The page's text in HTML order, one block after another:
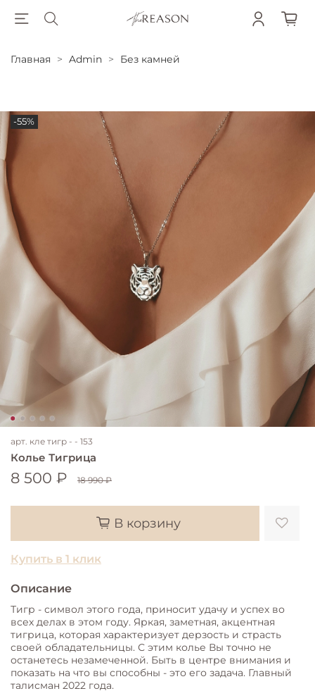
Главная Admin Без камней
-55%
арт. кле тигр - - 153
Колье Тигрица
8 500 ₽ 18 990 ₽
В корзину
Купить в 1 клик
Описание
Тигр - символ этого года, приносит удачу и успех во
всех делах в этом году. Яркая, заметная, акцентная
тигрица, которая характеризует дерзость и страсть
своей обладательницы. С этим колье Вы точно не
останетесь незамеченной. Быть в центре внимания и
показать на что вы способны - это его задача. Главный
талисман 2022 года.